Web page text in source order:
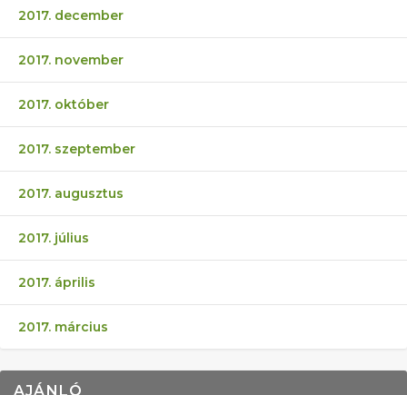
2017. december
2017. november
2017. október
2017. szeptember
2017. augusztus
2017. július
2017. április
2017. március
AJÁNLÓ